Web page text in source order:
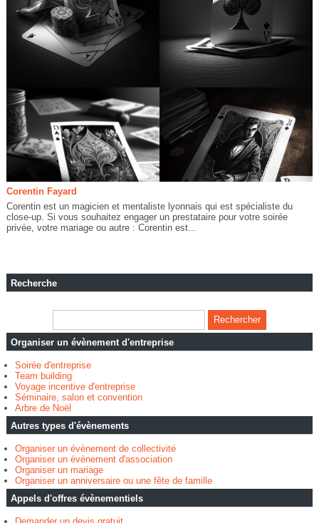
Corentin Fayard
Corentin est un magicien et mentaliste lyonnais qui est spécialiste du
close-up. Si vous souhaitez engager un prestataire pour votre soirée
privée, votre mariage ou autre : Corentin est...
Recherche
Organiser un évènement d'entreprise
Soirée d'entreprise
Team building
Voyage incentive d'entreprise
Séminaire, salon et convention
Arbre de Noël
Autres types d'évènements
Organiser un évènement de collectivité
Organiser un évènement d'association
Organiser un mariage
Organiser un anniversaire ou une fête de famille
Appels d'offres évènementiels